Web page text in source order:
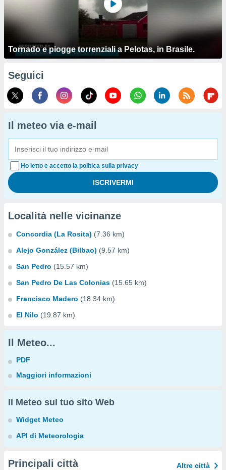
Tornado e piogge torrenziali a Pelotas, in Brasile.
Seguici
Il meteo via e-mail
Ho letto e accetto la politica sulla privacy
Località nelle vicinanze
Concordia (La Rosita) (7.36 km)
Alejo González (Bilbao) (9.57 km)
San Pedro (15.57 km)
San Pedro De Las Colonias (15.65 km)
Francisco Madero (18.34 km)
El Nilo (19.87 km)
Il Meteo...
PDF
Maggiori informazioni
Il Meteo sul tuo sito Web
Widget Meteo
API di Meteorologia
Principali città Altre città